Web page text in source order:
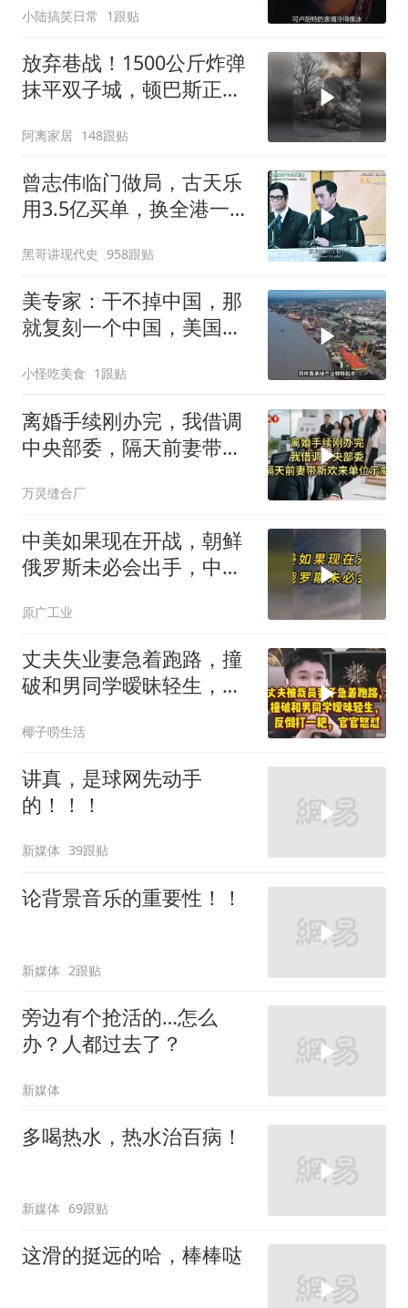
小陆搞笑日常 1跟贴
放弃巷战！1500公斤炸弹
抹平双子城，顿巴斯正变
阿离家居 148跟贴
曾志伟临门做局，古天乐
用3.5亿买单，换全港一声
黑哥讲现代史 958跟贴
美专家：干不掉中国，那
就复刻一个中国，美国看
小怪吃美食 1跟贴
离婚手续刚办完，我借调
中央部委，隔天前妻带新
万灵缝合厂
中美如果现在开战，朝鲜
俄罗斯未必会出手，中国
原广工业
丈夫失业妻急着跑路，撞
破和男同学暧昧轻生，反
椰子唠生活
讲真，是球网先动手
的！！！
新媒体 39跟贴
论背景音乐的重要性！！
新媒体 2跟贴
旁边有个抢活的…怎么
办？人都过去了？
新媒体
多喝热水，热水治百病！
新媒体 69跟贴
这滑的挺远的哈，棒棒哒